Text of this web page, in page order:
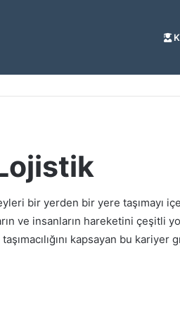
bir yerden bir yere taşımayı
ve insanların hareketini çeşitli
kapsayan bu